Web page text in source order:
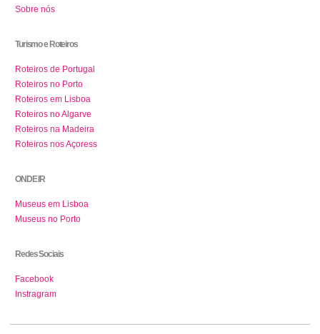
Sobre nós
Turismo e Roteiros
Roteiros de Portugal
Roteiros no Porto
Roteiros em Lisboa
Roteiros no Algarve
Roteiros na Madeira
Roteiros nos Açoress
ONDE IR
Museus em Lisboa
Museus no Porto
Redes Sociais
Facebook
Instragram